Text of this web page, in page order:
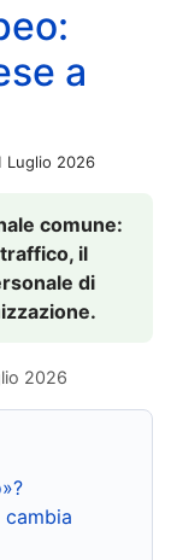
a
Luglio 2026
comune:
il
di
2026